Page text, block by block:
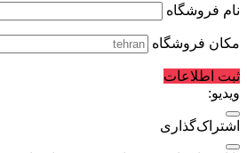
نام فروشگاه
مکان فروشگاه
ثبت اطلاعات
ویدیو:
اشتراک‌گذاری